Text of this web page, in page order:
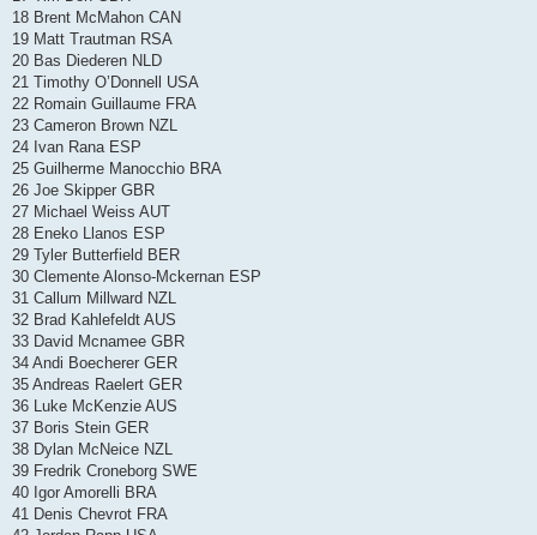
18 Brent McMahon CAN
19 Matt Trautman RSA
20 Bas Diederen NLD
21 Timothy O’Donnell USA
22 Romain Guillaume FRA
23 Cameron Brown NZL
24 Ivan Rana ESP
25 Guilherme Manocchio BRA
26 Joe Skipper GBR
27 Michael Weiss AUT
28 Eneko Llanos ESP
29 Tyler Butterfield BER
30 Clemente Alonso-Mckernan ESP
31 Callum Millward NZL
32 Brad Kahlefeldt AUS
33 David Mcnamee GBR
34 Andi Boecherer GER
35 Andreas Raelert GER
36 Luke McKenzie AUS
37 Boris Stein GER
38 Dylan McNeice NZL
39 Fredrik Croneborg SWE
40 Igor Amorelli BRA
41 Denis Chevrot FRA